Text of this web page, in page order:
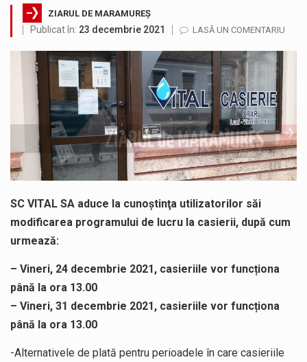
Fostul deputat si primar Cătălin Cherecheș a fost invitat la Horia Nasra Show unde a sustinut o dezbatere pe teme…
COD GALBEN. Interval de valabilitate: 07 august, ora 12.00 – 07 august, ora 23.00 / Fenomene vizate: instabilitate atmosferică, intensificări…
Proiectul de lege privind Strategia națională pentru conservarea biodiversității a fost din nou dezbătut ieri și în final adoptat de…
În luna august, orașul Baia Sprie își deschide din nou porțile de ZIUA MINERULUI, eveniment care se va desfăsura în…
”Am susținut în Parlament Strategia Națională pentru Conservarea Biodiversității 2026–2030, un pas necesar pentru protejarea naturii și respectarea angajamentelor europene…
ZIARUL DE MARAMUREȘ
Publicat în: 23 decembrie 2021 LASĂ UN COMENTARIU
SC VITAL SA aduce la cunoştinţa utilizatorilor săi
modificarea programului de lucru la casierii, după cum
urmează:
– Vineri, 24 decembrie 2021, casieriile vor funcționa
până la ora 13.00
– Vineri, 31 decembrie 2021, casieriile vor funcționa
până la ora 13.00
-Alternativele de plată pentru perioadele în care casieriile